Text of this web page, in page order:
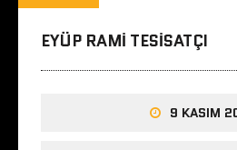
EYÜP RAMI TESISATÇI
9 KASIM